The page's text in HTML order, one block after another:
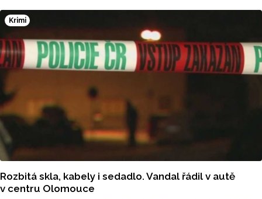
vyzvednuto v noci na dnešek z hloubky 186 metrů.
Na případ upozornil server Novinky.cz. Policie případ
vyšetřuje pro trestný čin usmrcení z nedbalosti, řekla dnes
ČTK policejní mluvčí Miluše Zajícová. Muž byl letecký
záchranář, speleo potápěč a hasič z centrální hasičské
stanice v Kladně, uvedli na sociální síti středočeští hasiči.
Krimi
Rozbitá skla, kabely i sedadlo. Vandal řádil v autě
v centru Olomouce